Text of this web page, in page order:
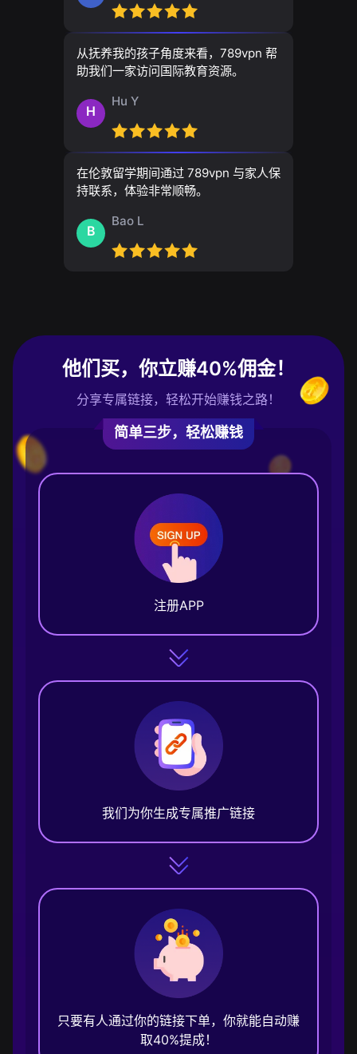
从抚养我的孩子角度来看，789vpn 帮
助我们一家访问国际教育资源。
H
Hu Y
在伦敦留学期间通过 789vpn 与家人保
持联系，体验非常顺畅。
B
Bao L
他们买，你立赚40%佣金！
分享专属链接，轻松开始赚钱之路！
简单三步，轻松赚钱
注册APP
我们为你生成专属推广链接
只要有人通过你的链接下单，你就能自动赚
取40%提成！